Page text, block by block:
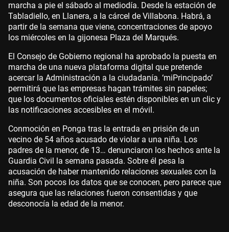
marcha a pie el sábado al mediodía. Desde la estación de
Tabladiello, en Llanera, a la cárcel de Villabona. Habrá, a
partir de la semana que viene, concentraciones de apoyo
los miércoles en la gijonesa Plaza del Marqués.
El Consejo de Gobierno regional ha aprobado la puesta en
marcha de una nueva plataforma digital que pretende
acercar la Administración a la ciudadanía. ‘miPrincipado’
permitirá que las empresas hagan trámites sin papeles;
que los documentos oficiales estén disponibles en un clic y
las notificaciones accesibles en el móvil.
Conmoción en Ponga tras la entrada en prisión de un
vecino de 54 años acusado de violar a una niña. Los
padres de la menor, de 13… denunciaron los hechos ante la
Guardia Civil la semana pasada. Sobre él pesa la
acusación de haber mantenido relaciones sexuales con la
niña. Son pocos los datos que se conocen, pero parece que
asegura que las relaciones fueron consentidas y que
desconocía la edad de la menor.